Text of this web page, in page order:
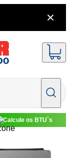
Calcule os BTU`s